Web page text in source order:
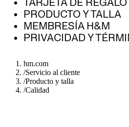
TARJETA DE REGALO
PRODUCTO Y TALLA
MEMBRESÍA H&M
PRIVACIDAD Y
hm.com
/Servicio al cliente
/Producto y talla
/Calidad